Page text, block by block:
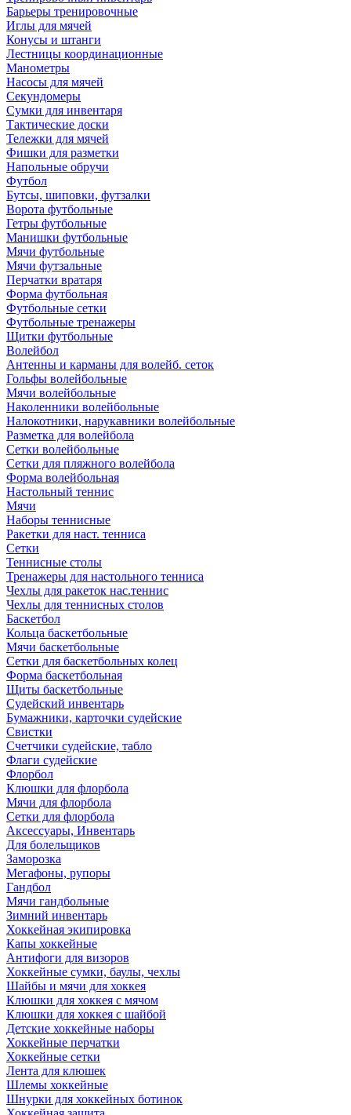
Барьеры тренировочные
Иглы для мячей
Конусы и штанги
Лестницы координационные
Манометры
Насосы для мячей
Секундомеры
Сумки для инвентаря
Тактические доски
Тележки для мячей
Фишки для разметки
Напольные обручи
Футбол
Бутсы, шиповки, футзалки
Ворота футбольные
Гетры футбольные
Манишки футбольные
Мячи футбольные
Мячи футзальные
Перчатки вратаря
Форма футбольная
Футбольные сетки
Футбольные тренажеры
Щитки футбольные
Волейбол
Антенны и карманы для волейб. сеток
Гольфы волейбольные
Мячи волейбольные
Наколенники волейбольные
Налокотники, нарукавники волейбольные
Разметка для волейбола
Сетки волейбольные
Сетки для пляжного волейбола
Форма волейбольная
Настольный теннис
Мячи
Наборы теннисные
Ракетки для наст. тенниса
Сетки
Теннисные столы
Тренажеры для настольного тенниса
Чехлы для ракеток нас.теннис
Чехлы для теннисных столов
Баскетбол
Кольца баскетбольные
Мячи баскетбольные
Сетки для баскетбольных колец
Форма баскетбольная
Щиты баскетбольные
Судейский инвентарь
Бумажники, карточки судейские
Свистки
Счетчики судейские, табло
Флаги судейские
Флорбол
Клюшки для флорбола
Мячи для флорбола
Сетки для флорбола
Аксессуары, Инвентарь
Для болельщиков
Заморозка
Мегафоны, рупоры
Гандбол
Мячи гандбольные
Зимний инвентарь
Хоккейная экипировка
Капы хоккейные
Антифоги для визоров
Хоккейные сумки, баулы, чехлы
Шайбы и мячи для хоккея
Клюшки для хоккея с мячом
Клюшки для хоккея с шайбой
Детские хоккейные наборы
Хоккейные перчатки
Хоккейные сетки
Лента для клюшек
Шлемы хоккейные
Шнурки для хоккейных ботинок